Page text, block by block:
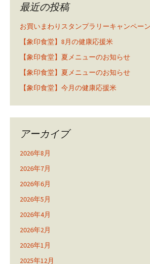
最近の投稿
お買いまわりスタンプラリーキャンペー
【象印食堂】8月の健康応援米
【象印食堂】夏メニューのお知らせ
【象印食堂】夏メニューのお知らせ
【象印食堂】今月の健康応援米
アーカイブ
2026年8月
2026年7月
2026年6月
2026年5月
2026年4月
2026年2月
2026年1月
2025年12月